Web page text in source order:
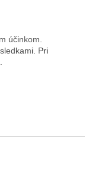
účinkom.
Pri